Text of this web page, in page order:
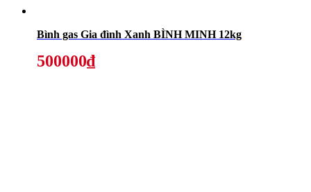
Bình gas Gia đình Xanh BÌNH MINH 12kg
500000₫